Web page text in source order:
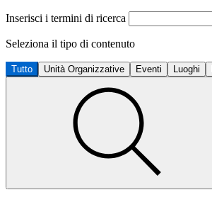
Inserisci i termini di ricerca
Seleziona il tipo di contenuto
Tutto Unità Organizzative Eventi Luoghi